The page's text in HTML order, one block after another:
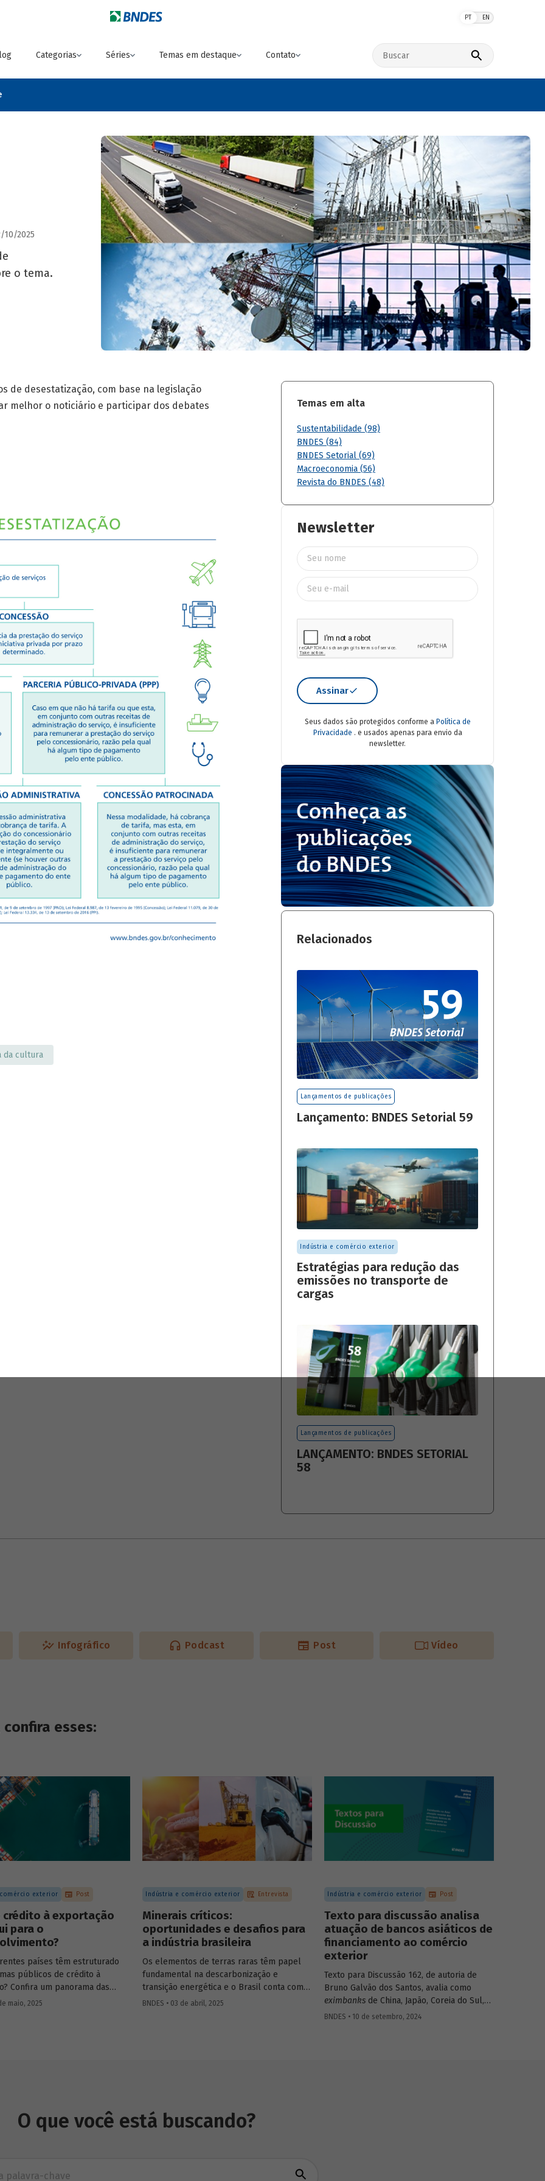
PT EN
Categorias Séries Temas em destaque Contato
Buscar no site
10/2025
o tema.
de desestatização, com base na legislação
melhor o noticiário e participar dos debates
da cultura
Temas em alta
Sustentabilidade (98)
BNDES (84)
BNDES Setorial (69)
Macroeconomia (56)
Revista do BNDES (48)
Newsletter
Assinar
Seus dados são protegidos conforme a Política de
Privacidade . e usados apenas para envio da
newsletter.
Relacionados
Lançamentos de publicações
Lançamento: BNDES Setorial 59
Indústria e comércio exterior
Estratégias para redução das
emissões no transporte de
cargas
Lançamentos de publicações
LANÇAMENTO: BNDES SETORIAL
58
Infográfico Podcast Post Vídeo
esses:
comércio exterior Post
crédito à exportação
para o
países têm estruturado
públicos de crédito à
Confira um panorama das
internacionais e
maio, 2025
Indústria e comércio exterior Entrevista
Minerais críticos:
oportunidades e desafios para
a indústria brasileira
Os elementos de terras raras têm papel
fundamental na descarbonização e
transição energética e o Brasil conta com
os recursos naturais necessários para
BNDES • 03 de abril, 2025
Indústria e comércio exterior Post
Texto para discussão analisa
atuação de bancos asiáticos de
financiamento ao comércio
exterior
Texto para Discussão 162, de autoria de
Bruno Galvão dos Santos, avalia como
eximbanks de China, Japão, Coreia do Sul,
Índia, Taiwan, Malásia, Tailândia e Turquia
BNDES • 10 de setembro, 2024
O que você está buscando?